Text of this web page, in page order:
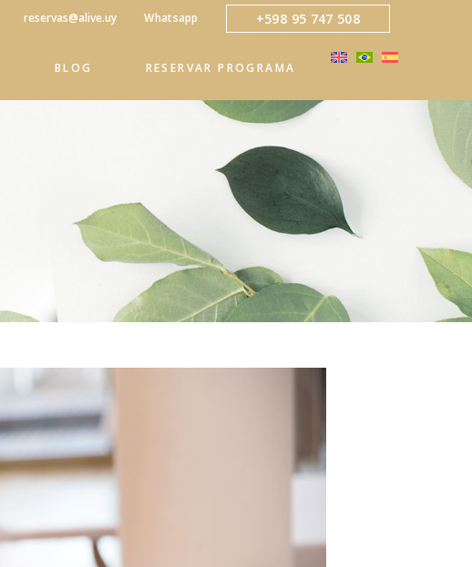
reservas@alive.uy Whatsapp +598 95 747 508
BLOG RESERVAR PROGRAMA